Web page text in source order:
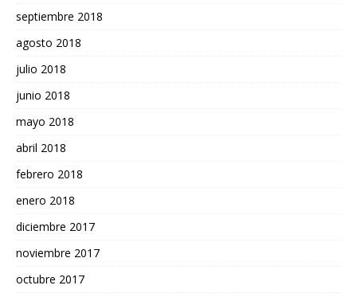
septiembre 2018
agosto 2018
julio 2018
junio 2018
mayo 2018
abril 2018
febrero 2018
enero 2018
diciembre 2017
noviembre 2017
octubre 2017